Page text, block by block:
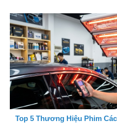
Top 5 Thương Hiệu Phim